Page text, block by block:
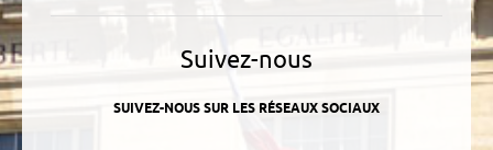
Suivez-nous
SUIVEZ-NOUS SUR LES RÉSEAUX SOCIAUX